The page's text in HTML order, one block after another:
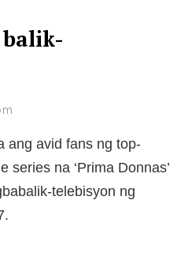
balik-
ang avid fans ng top-
series na ‘Prima Donnas’
telebisyon ng